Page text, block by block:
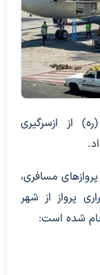
از ازسرگیری
مسافری،
پرواز از شهر
شده است: